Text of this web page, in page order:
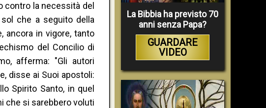
contro la necessità del
che a seguito della
ancora in vigore, tanto
del Concilio di
afferma: "Gli autori
disse ai Suoi apostoli:
Spirito Santo, in quel
che si sarebbero voluti
La Bibbia ha previsto 70
anni senza Papa?
GUARDARE
VIDEO